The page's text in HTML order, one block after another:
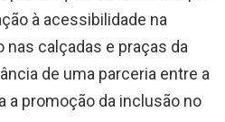
à acessibilidade na
nas calçadas e praças da
de uma parceria entre a
a promoção da inclusão no